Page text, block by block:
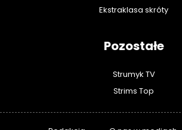
Ekstraklasa skróty
Pozostałe
Strumyk TV
Strims Top